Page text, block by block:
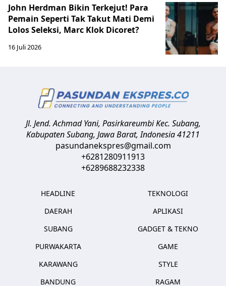
John Herdman Bikin Terkejut! Para
Pemain Seperti Tak Takut Mati Demi
Lolos Seleksi, Marc Klok Dicoret?
16 Juli 2026
Jl. Jend. Achmad Yani, Pasirkareumbi Kec. Subang,
Kabupaten Subang, Jawa Barat,Indonesia41211
pasundanekspres@gmail.com
+6281280911913
+6289688232338
HEADLINE
DAERAH
SUBANG
PURWAKARTA
KARAWANG
BANDUNG
TEKNOLOGI
APLIKASI
GADGET & TEKNO
GAME
STYLE
RAGAM